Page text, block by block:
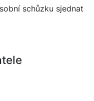
schůzku sjednat